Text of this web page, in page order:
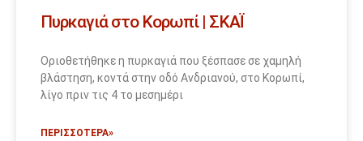
Πυρκαγιά στο Κορωπί | ΣΚΑΪ
Οριοθετήθηκε η πυρκαγιά που ξέσπασε σε χαμηλή
βλάστηση, κοντά στην οδό Ανδριανού, στο Κορωπί,
λίγο πριν τις 4 το μεσημέρι
ΠΕΡΙΣΣΟΤΕΡΑ»